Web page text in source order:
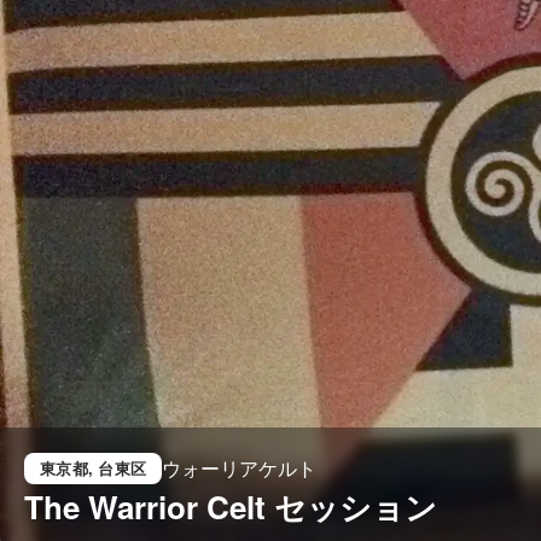
東京都, 台東区 ウォーリアケルト
The Warrior Celt セッション